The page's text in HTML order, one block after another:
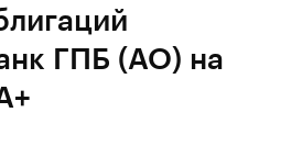
ГПБ (АО) на